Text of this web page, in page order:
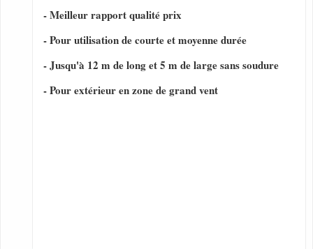
- Meilleur rapport qualité prix
- Pour utilisation de courte et moyenne durée
- Jusqu'à 12 m de long et 5 m de large sans soudure
- Pour extérieur en zone de grand vent